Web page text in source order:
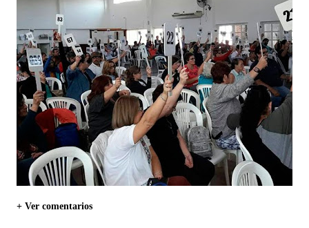
+ Ver comentarios